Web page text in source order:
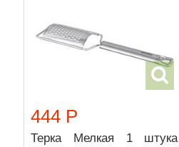
444 Р
Терка Мелкая 1 штука